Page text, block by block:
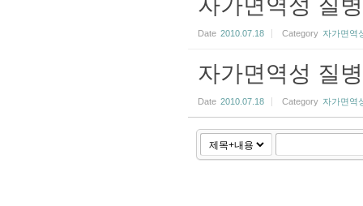
자가면역성 질
Date 2010.07.18 Category 자가면역
자가면역성 질
Date 2010.07.18 Category 자가면역